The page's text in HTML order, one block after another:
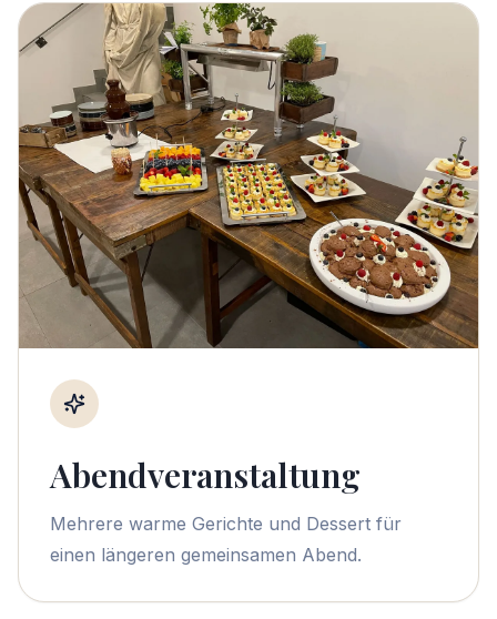
Abendveranstaltung
Mehrere warme Gerichte und Dessert für
einen längeren gemeinsamen Abend.